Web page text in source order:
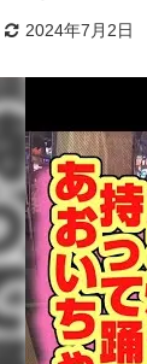
2024年7月2日